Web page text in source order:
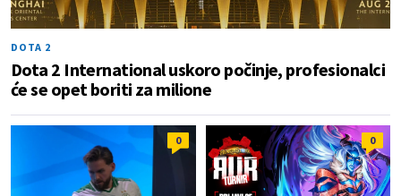
DOTA 2
Dota 2 International uskoro počinje, profesionalci
će se opet boriti za milione
0 0